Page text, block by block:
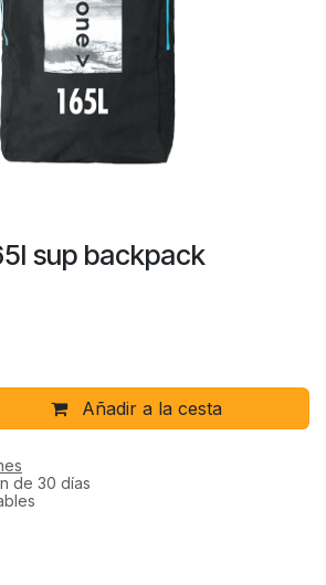
sup backpack
Añadir a la cesta
de 30 días